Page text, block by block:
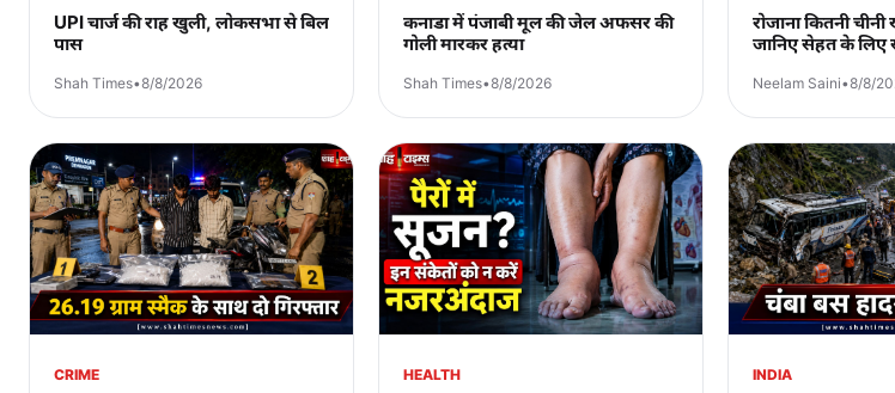
UPI चार्ज की राह खुली, लोकसभा से बिल
पास
Shah Times•8/8/2026
कनाडा में पंजाबी मूल की जेल अफसर की
गोली मारकर हत्या
Shah Times•8/8/2026
रोजाना कितनी चीनी
जानिए सेहत के लिए
Neelam Saini•8/8/
CRIME HEALTH INDIA